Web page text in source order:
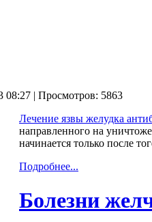
08:27 | Просмотров: 5863
Лечение язвы желудка
направленного на
начинается только после
Подробнее...
Болезни